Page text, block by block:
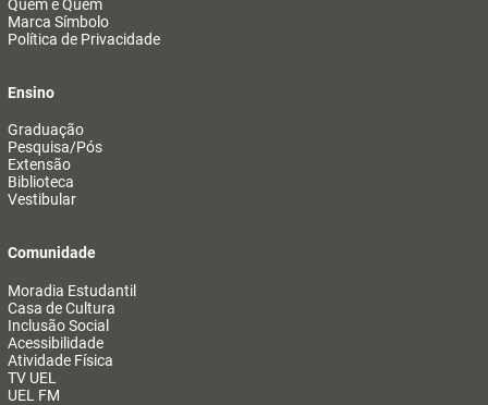
Quem é Quem
Marca Símbolo
Política de Privacidade
Ensino
Graduação
Pesquisa/Pós
Extensão
Biblioteca
Vestibular
Comunidade
Moradia Estudantil
Casa de Cultura
Inclusão Social
Acessibilidade
Atividade Física
TV UEL
UEL FM